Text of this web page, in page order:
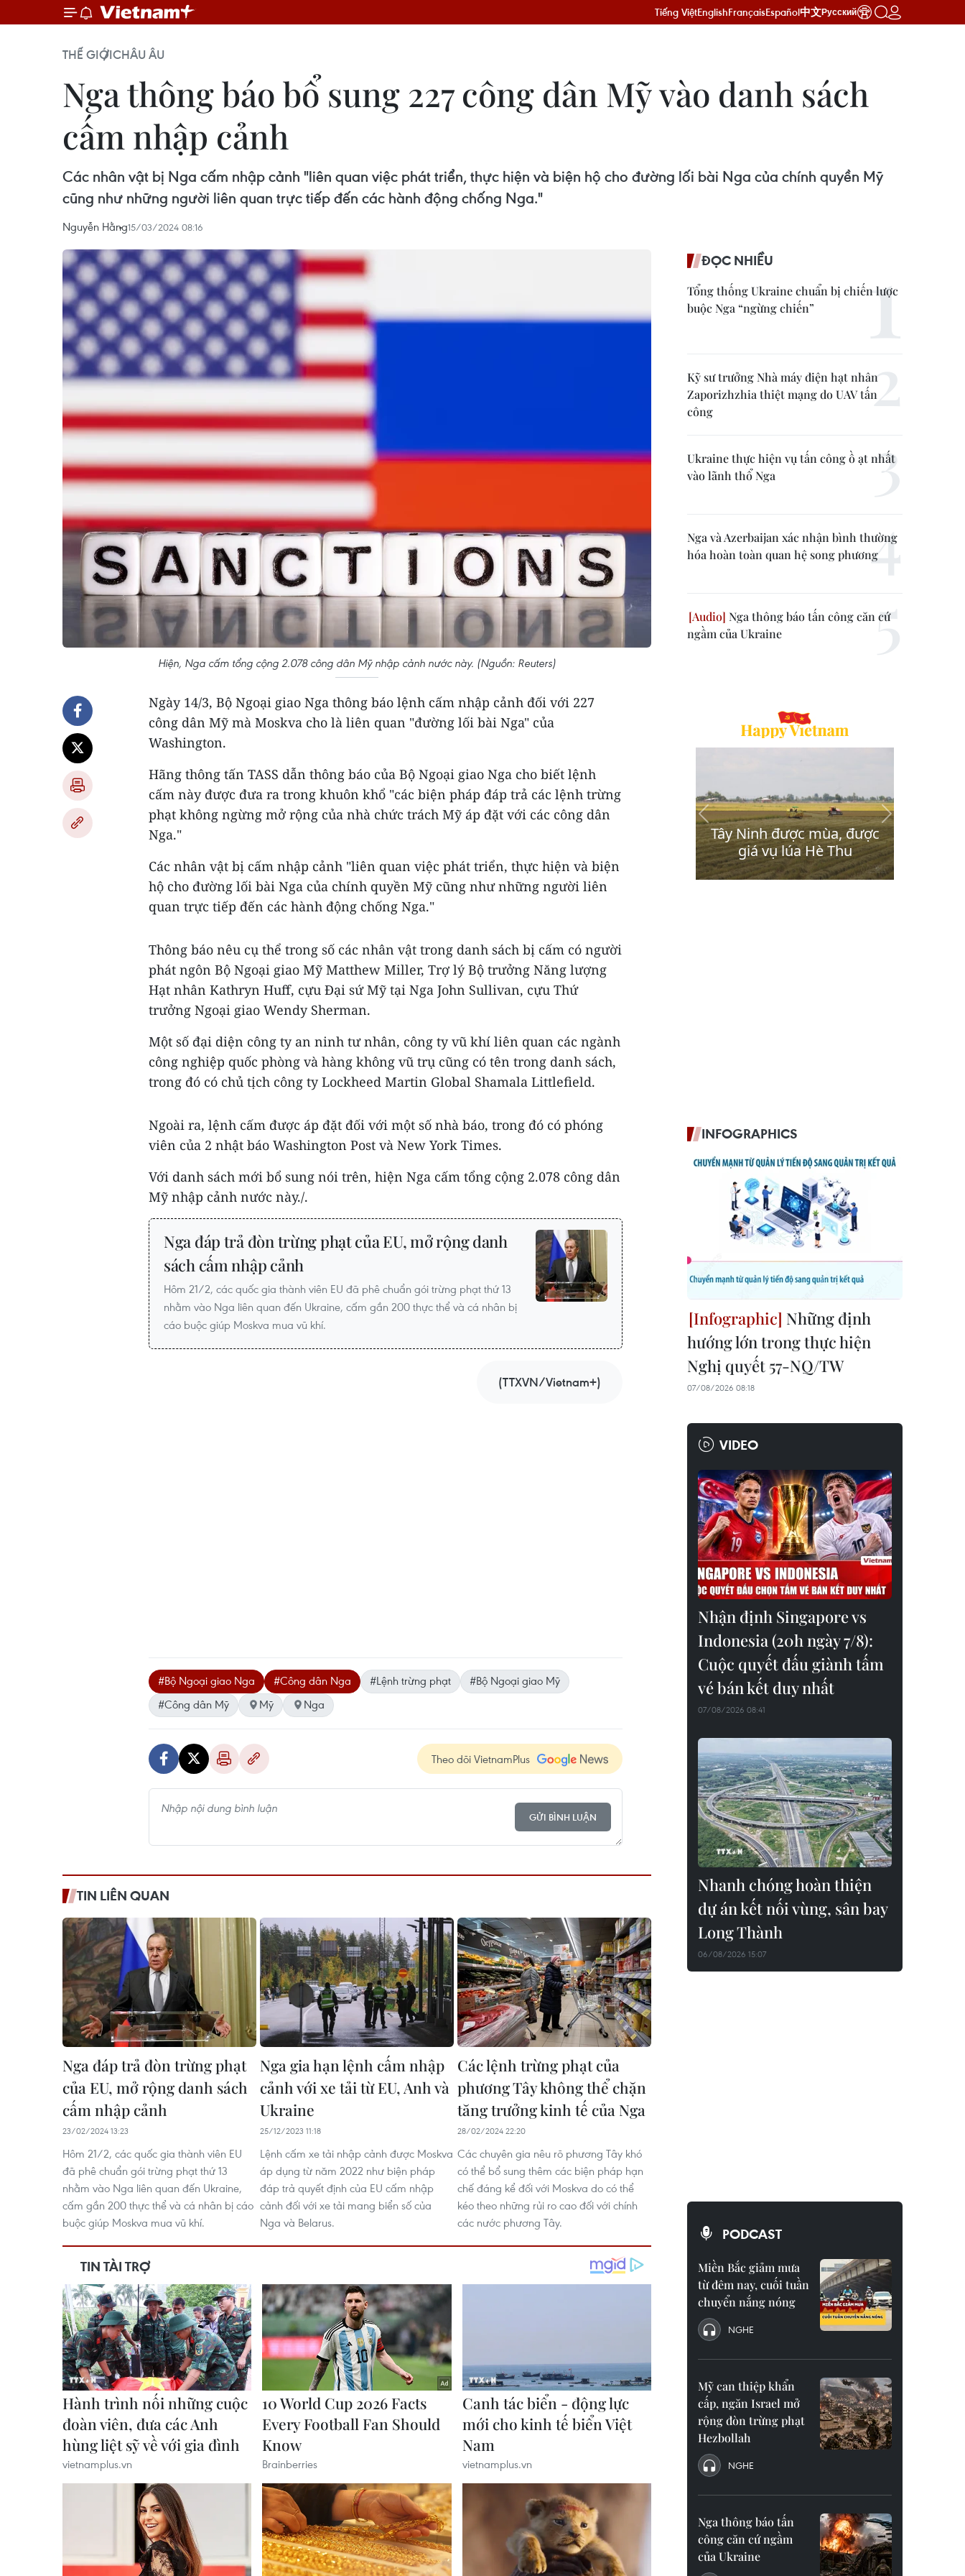
Tiếng ViệtEnglishFrançaisEspañol中文Русский
THẾ GIỚICHÂU ÂU
Nga thông báo bổ sung 227 công dân Mỹ vào danh sách
cấm nhập cảnh
Các nhân vật bị Nga cấm nhập cảnh "liên quan việc phát triển, thực hiện và biện hộ cho đường lối bài Nga của chính quyền Mỹ
cũng như những người liên quan trực tiếp đến các hành động chống Nga."
Nguyễn Hằng15/03/2024 08:16
Hiện, Nga cấm tổng cộng 2.078 công dân Mỹ nhập cảnh nước này. (Nguồn: Reuters)
Ngày 14/3, Bộ Ngoại giao Nga thông báo lệnh cấm nhập cảnh đối với 227
công dân Mỹ mà Moskva cho là liên quan "đường lối bài Nga" của
Washington.
Hãng thông tấn TASS dẫn thông báo của Bộ Ngoại giao Nga cho biết lệnh
cấm này được đưa ra trong khuôn khổ "các biện pháp đáp trả các lệnh trừng
phạt không ngừng mở rộng của nhà chức trách Mỹ áp đặt với các công dân
Nga."
Các nhân vật bị cấm nhập cảnh "liên quan việc phát triển, thực hiện và biện
hộ cho đường lối bài Nga của chính quyền Mỹ cũng như những người liên
quan trực tiếp đến các hành động chống Nga."
Thông báo nêu cụ thể trong số các nhân vật trong danh sách bị cấm có người
phát ngôn Bộ Ngoại giao Mỹ Matthew Miller, Trợ lý Bộ trưởng Năng lượng
Hạt nhân Kathryn Huff, cựu Đại sứ Mỹ tại Nga John Sullivan, cựu Thứ
trưởng Ngoại giao Wendy Sherman.
Một số đại diện công ty an ninh tư nhân, công ty vũ khí liên quan các ngành
công nghiệp quốc phòng và hàng không vũ trụ cũng có tên trong danh sách,
trong đó có chủ tịch công ty Lockheed Martin Global Shamala Littlefield.
Ngoài ra, lệnh cấm được áp đặt đối với một số nhà báo, trong đó có phóng
viên của 2 nhật báo Washington Post và New York Times.
Với danh sách mới bổ sung nói trên, hiện Nga cấm tổng cộng 2.078 công dân
Mỹ nhập cảnh nước này./.
Nga đáp trả đòn trừng phạt của EU, mở rộng danh
sách cấm nhập cảnh
Hôm 21/2, các quốc gia thành viên EU đã phê chuẩn gói trừng phạt thứ 13
nhằm vào Nga liên quan đến Ukraine, cấm gần 200 thực thể và cá nhân bị
cáo buộc giúp Moskva mua vũ khí.
(TTXVN/Vietnam+)
#Bộ Ngoại giao Nga #Công dân Nga #Lệnh trừng phạt
#Bộ Ngoại giao Mỹ
#Công dân Mỹ
Mỹ Nga
Theo dõi VietnamPlus
GỬI BÌNH LUẬN
TIN LIÊN QUAN
Nga đáp trả đòn trừng phạt
của EU, mở rộng danh sách
cấm nhập cảnh
23/02/2024 13:23
Hôm 21/2, các quốc gia thành viên EU
đã phê chuẩn gói trừng phạt thứ 13
nhằm vào Nga liên quan đến Ukraine,
cấm gần 200 thực thể và cá nhân bị cáo
buộc giúp Moskva mua vũ khí.
Nga gia hạn lệnh cấm nhập
cảnh với xe tải từ EU, Anh và
Ukraine
25/12/2023 11:18
Lệnh cấm xe tải nhập cảnh được Moskva
áp dụng từ năm 2022 như biện pháp
đáp trả quyết định của EU cấm nhập
cảnh đối với xe tải mang biển số của
Nga và Belarus.
Các lệnh trừng phạt của
phương Tây không thể chặn
tăng trưởng kinh tế của Nga
28/02/2024 22:20
Các chuyên gia nêu rõ phương Tây khó
có thể bổ sung thêm các biện pháp hạn
chế đáng kể đối với Moskva do có thể
kéo theo những rủi ro cao đối với chính
các nước phương Tây.
ĐỌC NHIỀU
Tổng thống Ukraine chuẩn bị chiến lược
buộc Nga “ngừng chiến”
Kỹ sư trưởng Nhà máy điện hạt nhân
Zaporizhzhia thiệt mạng do UAV tấn
công
Ukraine thực hiện vụ tấn công ồ ạt nhất
vào lãnh thổ Nga
Nga và Azerbaijan xác nhận bình thường
hóa hoàn toàn quan hệ song phương
Nga thông báo tấn công căn cứ
ngầm của Ukraine
INFOGRAPHICS
Những định
hướng lớn trong thực hiện
Nghị quyết 57-NQ/TW
07/08/2026 08:18
VIDEO
Nhận định Singapore vs
Indonesia (20h ngày 7/8):
Cuộc quyết đấu giành tấm
vé bán kết duy nhất
07/08/2026 08:41
Nhanh chóng hoàn thiện
dự án kết nối vùng, sân bay
Long Thành
06/08/2026 15:07
PODCAST
Miền Bắc giảm mưa
từ đêm nay, cuối tuần
chuyển nắng nóng
NGHE
Mỹ can thiệp khẩn
cấp, ngăn Israel mở
rộng đòn trừng phạt
Hezbollah
NGHE
Nga thông báo tấn
công căn cứ ngầm
của Ukraine